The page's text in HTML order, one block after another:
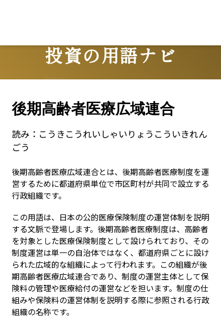
投資の用語ナビ
Terms
後期高齢者医療広域連合
読み： こうきこうれいしゃいりょうこういきれん
ごう
後期高齢者医療広域連合とは、後期高齢者医療制度を運
営するために都道府県単位で市区町村が共同で設立する
行政組織です。
この用語は、日本の公的医療保険制度の運営体制を説明
する文脈で登場します。後期高齢者医療制度は、高齢者
を対象とした医療保険制度として設けられており、その
制度運営は単一の自治体ではなく、都道府県ごとに設け
られた広域的な組織によって行われます。この組織が後
期高齢者医療広域連合であり、制度の運営主体として保
険料の管理や医療給付の運営などを担います。制度の仕
組みや保険料の運営体制を説明する際に参照される行政
組織の名称です。